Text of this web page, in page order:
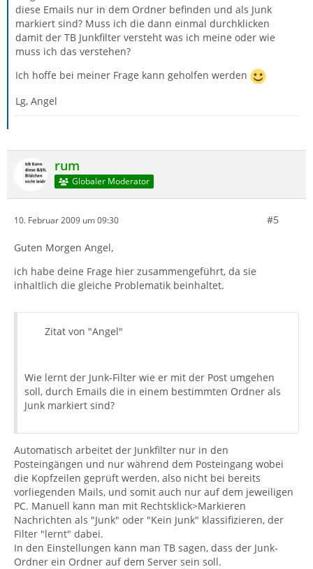
diese Emails nur in dem Ordner befinden und als Junk
markiert sind? Muss ich die dann einmal durchklicken
damit der TB Junkfilter versteht was ich meine oder wie
muss ich das verstehen?
Ich hoffe bei meiner Frage kann geholfen werden
Lg, Angel
rum
Globaler Moderator
10. Februar 2009 um 09:30 #5
Guten Morgen Angel,
ich habe deine Frage hier zusammengeführt, da sie
inhaltlich die gleiche Problematik beinhaltet.
Zitat von "Angel"
Wie lernt der Junk-Filter wie er mit der Post umgehen
soll, durch Emails die in einem bestimmten Ordner als
Junk markiert sind?
Automatisch arbeitet der Junkfilter nur in den
Posteingängen und nur während dem Posteingang wobei
die Kopfzeilen geprüft werden, also nicht bei bereits
vorliegenden Mails, und somit auch nur auf dem jeweiligen
PC. Manuell kann man mit Rechtsklick>Markieren
Nachrichten als "Junk" oder "Kein Junk" klassifizieren, der
Filter "lernt" dabei.
In den Einstellungen kann man TB sagen, dass der Junk-
Ordner ein Ordner auf dem Server sein soll.